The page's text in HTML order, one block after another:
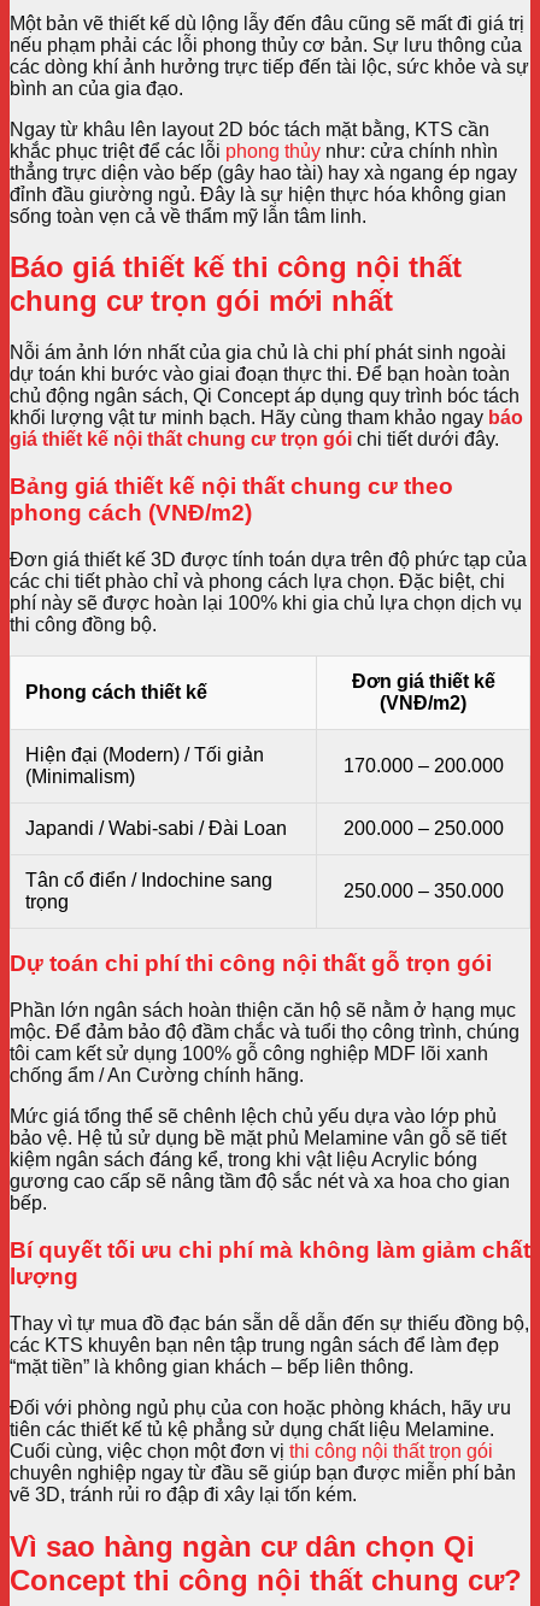
Một bản vẽ thiết kế dù lộng lẫy đến đâu cũng sẽ mất đi giá trị
nếu phạm phải các lỗi phong thủy cơ bản. Sự lưu thông của
các dòng khí ảnh hưởng trực tiếp đến tài lộc, sức khỏe và sự
bình an của gia đạo.
Ngay từ khâu lên layout 2D bóc tách mặt bằng, KTS cần
khắc phục triệt để các lỗi phong thủy như: cửa chính nhìn
thẳng trực diện vào bếp (gây hao tài) hay xà ngang ép ngay
đỉnh đầu giường ngủ. Đây là sự hiện thực hóa không gian
sống toàn vẹn cả về thẩm mỹ lẫn tâm linh.
Báo giá thiết kế thi công nội thất
chung cư trọn gói mới nhất
Nỗi ám ảnh lớn nhất của gia chủ là chi phí phát sinh ngoài
dự toán khi bước vào giai đoạn thực thi. Để bạn hoàn toàn
chủ động ngân sách, Qi Concept áp dụng quy trình bóc tách
khối lượng vật tư minh bạch. Hãy cùng tham khảo ngay báo
giá thiết kế nội thất chung cư trọn gói chi tiết dưới đây.
Bảng giá thiết kế nội thất chung cư theo
phong cách (VNĐ/m2)
Đơn giá thiết kế 3D được tính toán dựa trên độ phức tạp của
các chi tiết phào chỉ và phong cách lựa chọn. Đặc biệt, chi
phí này sẽ được hoàn lại 100% khi gia chủ lựa chọn dịch vụ
thi công đồng bộ.
Phong cách thiết kế
Đơn giá thiết kế
(VNĐ/m2)
Hiện đại (Modern) / Tối giản
(Minimalism)
170.000 – 200.000
Japandi / Wabi-sabi / Đài Loan 200.000 – 250.000
Tân cổ điển / Indochine sang
trọng
250.000 – 350.000
Dự toán chi phí thi công nội thất gỗ trọn gói
Phần lớn ngân sách hoàn thiện căn hộ sẽ nằm ở hạng mục
mộc. Để đảm bảo độ đầm chắc và tuổi thọ công trình, chúng
tôi cam kết sử dụng 100% gỗ công nghiệp MDF lõi xanh
chống ẩm / An Cường chính hãng.
Mức giá tổng thể sẽ chênh lệch chủ yếu dựa vào lớp phủ
bảo vệ. Hệ tủ sử dụng bề mặt phủ Melamine vân gỗ sẽ tiết
kiệm ngân sách đáng kể, trong khi vật liệu Acrylic bóng
gương cao cấp sẽ nâng tầm độ sắc nét và xa hoa cho gian
bếp.
Bí quyết tối ưu chi phí mà không làm giảm chất
lượng
Thay vì tự mua đồ đạc bán sẵn dễ dẫn đến sự thiếu đồng bộ,
các KTS khuyên bạn nên tập trung ngân sách để làm đẹp
“mặt tiền” là không gian khách – bếp liên thông.
Đối với phòng ngủ phụ của con hoặc phòng khách, hãy ưu
tiên các thiết kế tủ kệ phẳng sử dụng chất liệu Melamine.
Cuối cùng, việc chọn một đơn vị thi công nội thất trọn gói
chuyên nghiệp ngay từ đầu sẽ giúp bạn được miễn phí bản
vẽ 3D, tránh rủi ro đập đi xây lại tốn kém.
Vì sao hàng ngàn cư dân chọn Qi
Concept thi công nội thất chung cư?